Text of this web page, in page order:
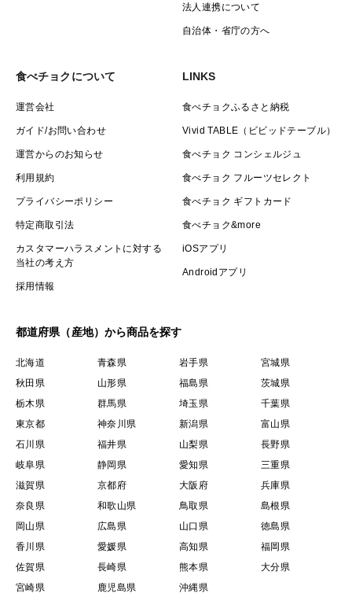
法人連携について
自治体・省庁の方へ
食べチョクについて
運営会社
ガイド/お問い合わせ
運営からのお知らせ
利用規約
プライバシーポリシー
特定商取引法
カスタマーハラスメントに対する
当社の考え方
採用情報
LINKS
食べチョクふるさと納税
Vivid TABLE（ビビッドテーブル）
食べチョク コンシェルジュ
食べチョク フルーツセレクト
食べチョク ギフトカード
食べチョク&more
iOSアプリ
Androidアプリ
都道府県（産地）から商品を探す
北海道 青森県 岩手県
宮城県
秋田県
山形県 福島県
茨城県
栃木県
群馬県 埼玉県
千葉県
東京都
神奈川県 新潟県
富山県
石川県
福井県 山梨県
長野県
岐阜県
静岡県 愛知県
三重県
滋賀県
京都府 大阪府
兵庫県
奈良県
和歌山県 鳥取県
島根県
岡山県
広島県 山口県
徳島県
香川県
愛媛県 高知県
福岡県
佐賀県
長崎県 熊本県
大分県
宮崎県
鹿児島県 沖縄県